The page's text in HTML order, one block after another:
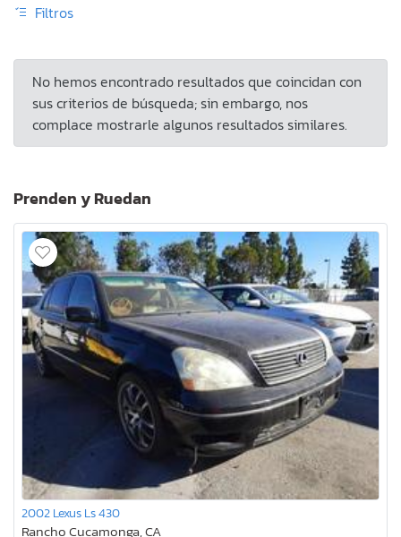
Filtros
No hemos encontrado resultados que coincidan con
sus criterios de búsqueda; sin embargo, nos
complace mostrarle algunos resultados similares.
Prenden y Ruedan
2002 Lexus Ls 430
Rancho Cucamonga, CA